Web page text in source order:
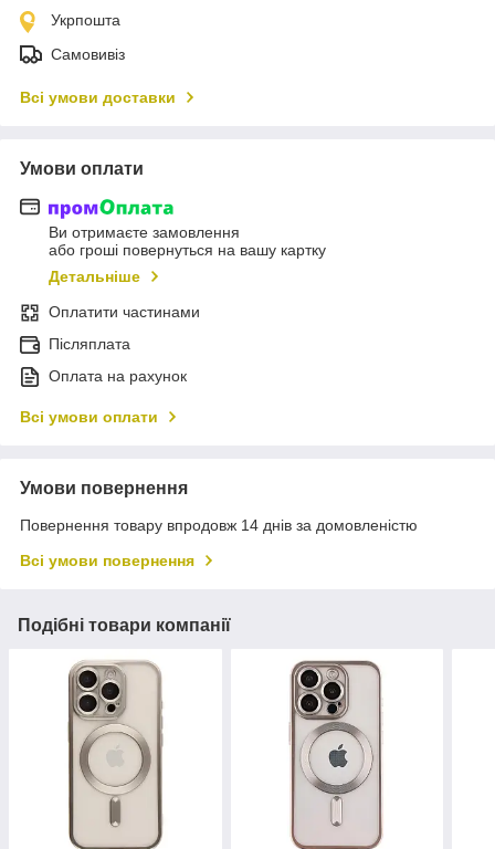
Укрпошта
Самовивіз
Всі умови доставки
Умови оплати
Ви отримаєте замовлення
або гроші повернуться на вашу картку
Детальніше
Оплатити частинами
Післяплата
Оплата на рахунок
Всі умови оплати
Умови повернення
Повернення товару впродовж 14 днів за домовленістю
Всі умови повернення
Подібні товари компанії